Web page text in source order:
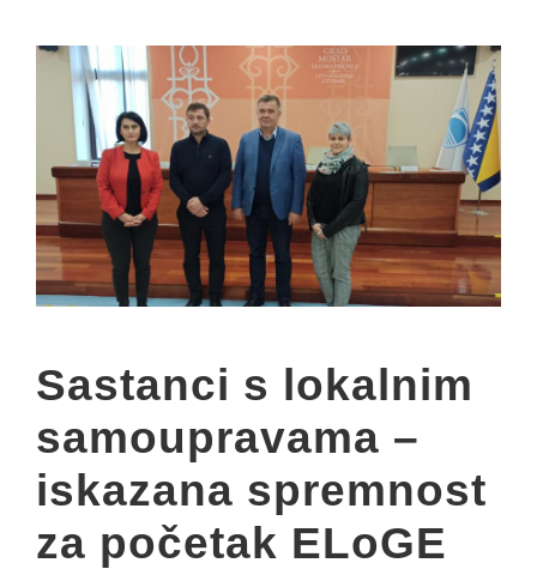
Sastanci s lokalnim
samoupravama –
iskazana spremnost
za početak ELoGE